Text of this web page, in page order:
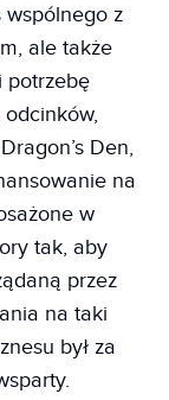
wspólnego z
ale także
potrzebę
Den,
na
w
tak, aby
przez
na taki
był za